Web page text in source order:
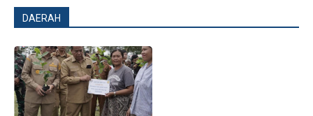
DAERAH